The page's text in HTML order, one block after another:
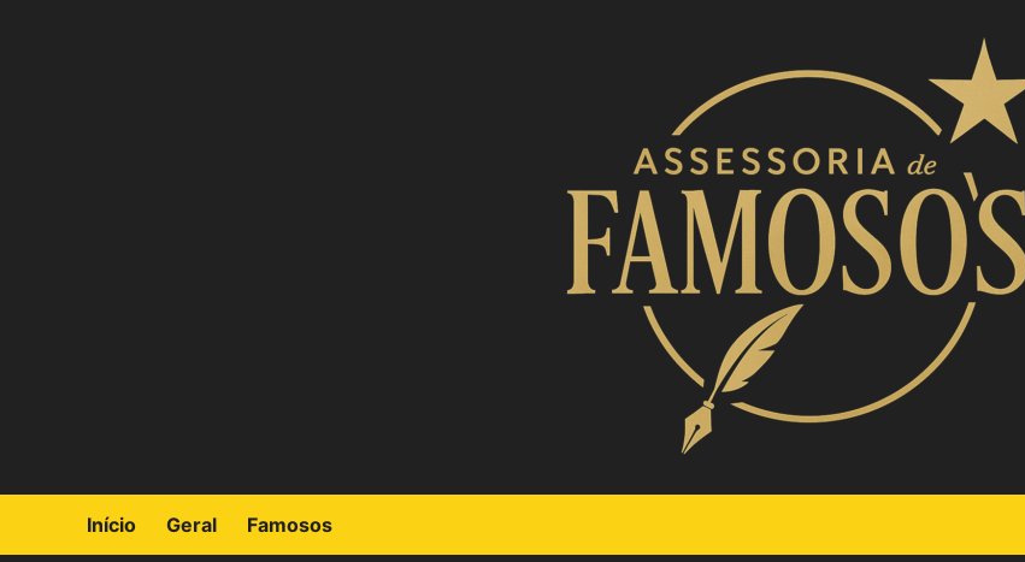
Início Geral Famosos